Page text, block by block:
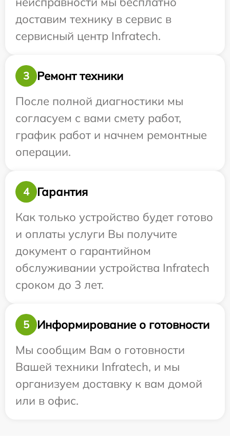
доставим технику в сервис в
сервисный центр Infratech.
3
Ремонт техники
После полной диагностики мы
согласуем с вами смету работ,
график работ и начнем ремонтные
операции.
4
Гарантия
Как только устройство будет готово
и оплаты услуги Вы получите
документ о гарантийном
обслуживании устройства Infratech
сроком до 3 лет.
5
Информирование о готовности
Мы сообщим Вам о готовности
Вашей техники Infratech, и мы
организуем доставку к вам домой
или в офис.